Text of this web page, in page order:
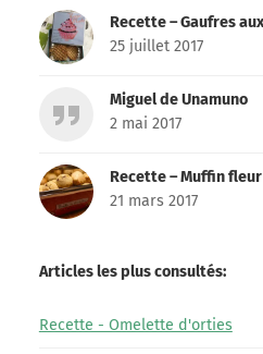
Recette – Gaufres
25 juillet 2017
Miguel de Unamuno
2 mai 2017
Recette – Muffin
21 mars 2017
Articles les plus consultés:
Recette - Omelette d'orties